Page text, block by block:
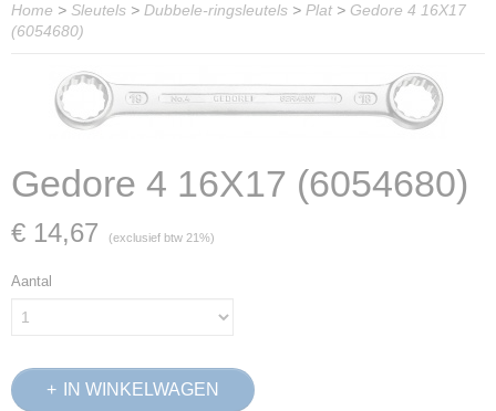
Home > Sleutels > Dubbele-ringsleutels > Plat > Gedore 4 16X17
(6054680)
Gedore 4 16X17 (6054680)
€ 14,67 (exclusief btw 21%)
Aantal
IN WINKELWAGEN